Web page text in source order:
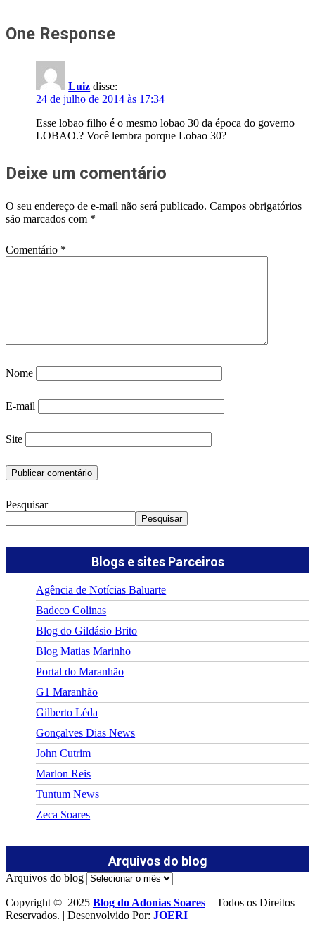
One Response
Luiz disse:
24 de julho de 2014 às 17:34
Esse lobao filho é o mesmo lobao 30 da época do governo
LOBAO.? Você lembra porque Lobao 30?
Deixe um comentário
O seu endereço de e-mail não será publicado. Campos obrigatórios
são marcados com *
Comentário *
Nome
E-mail
Site
Pesquisar
Pesquisar
Blogs e sites Parceiros
Agência de Notícias Baluarte
Badeco Colinas
Blog do Gildásio Brito
Blog Matias Marinho
Portal do Maranhão
G1 Maranhão
Gilberto Léda
Gonçalves Dias News
John Cutrim
Marlon Reis
Tuntum News
Zeca Soares
Arquivos do blog
Arquivos do blog
Copyright © 2025 Blog do Adonias Soares – Todos os Direitos
Reservados. | Desenvolvido Por: JOERI